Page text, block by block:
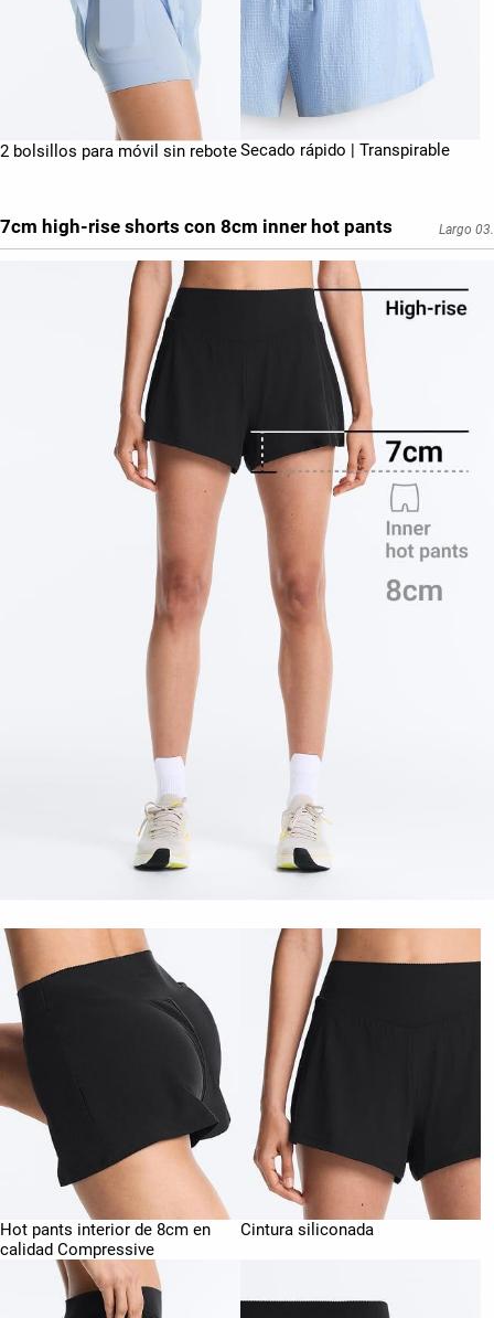
2 bolsillos para móvil sin reboteSecado rápido | Transpirable
7cm high-rise shorts con 8cm inner hot pants Largo 03.
Hot pants interior de 8cm en
calidad Compressive
Cintura siliconada